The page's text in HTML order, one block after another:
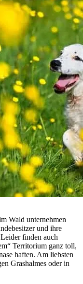
Wald unternehmen
und ihre
finden auch
Territorium ganz toll,
haften. Am liebsten
Grashalmes oder in